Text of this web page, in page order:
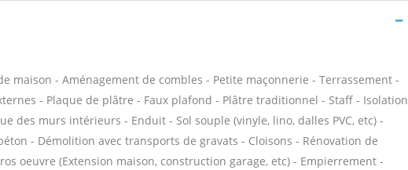
maison - Aménagement de combles - Petite maçonnerie - Terrassement -
- Plaque de plâtre - Faux plafond - Plâtre traditionnel - Staff - Isolation
des murs intérieurs - Enduit - Sol souple (vinyle, lino, dalles PVC, etc) -
- Démolition avec transports de gravats - Cloisons - Rénovation de
oeuvre (Extension maison, construction garage, etc) - Empierrement -